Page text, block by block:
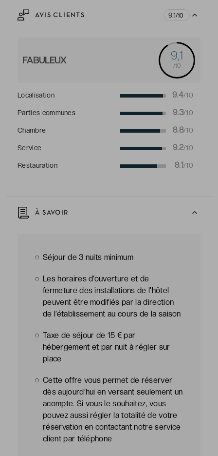
AVIS CLIENTS 9.1/10
FABULEUX 9,1
/10
Localisation 9.4/10
Parties communes 9.3/10
Chambre 8.8/10
Service 9.2/10
Restauration 8.1/10
À SAVOIR
Séjour de 3 nuits minimum
Les horaires d’ouverture et de
fermeture des installations de l’hôtel
peuvent être modifiés par la direction
de l’établissement au cours de la saison
Taxe de séjour de 15 € par
hébergement et par nuit à régler sur
place
Cette offre vous permet de réserver
dès aujourd’hui en versant seulement un
acompte. Si vous le souhaitez, vous
pouvez aussi régler la totalité de votre
réservation en contactant notre service
client par téléphone